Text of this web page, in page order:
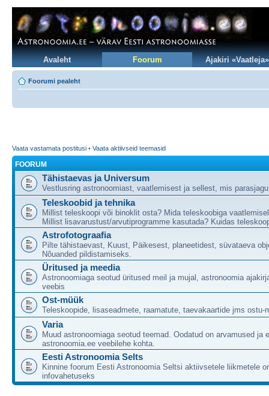
Avaleht Foorum Ajakiri «Vaatleja»
Foorumi pealeht
Vaata vastamata postitusi • Vaata aktiivseid teemasid
FOORUM
Tähistaevas ja Universum
Vestlusring astronoomiast, vaatlemisest ja sellest, mis
Teleskoobid ja tehnika
Millist teleskoopi või binoklit osta? Mida teleskoobiga
Millist lisavarustust/arvutiprogramme kasutada? Kuidas
Astrofotograafia
Pilte tähistaevast, Kuust, Päikesest, planeetidest, süvataeva
Nõuanded pildistamiseks.
Üritused ja meedia
Astronoomiaga seotud üritused meil ja mujal, astronoomia
veebis
Ost-müük
Teleskoopide, lisaseadmete, raamatute, taevakaartide jms ostu-
Varia
Muud astronoomiaga seotud teemad. Oodatud on arvamused ja
astronoomia.ee veebilehe kohta.
Eesti Astronoomia Selts
Kinnine foorum Eesti Astronoomia Seltsi aktiivsetele liikmetele
infovahetuseks